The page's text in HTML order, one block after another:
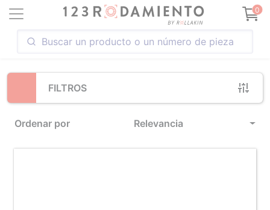
0
FILTROS
Ordenar por Relevancia
Loading...